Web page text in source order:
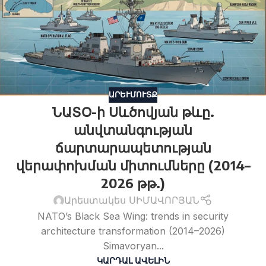
ԱՐԵՒՄՈՒՏՔ
ՆԱՏՕ-ի Սևծովյան թևը.
անվտանգության
ճարտարապետության
վերափոխման միտումները (2014–
2026 թթ.)
Արեստակես ՍԻՄԱՎՈՐՅԱՆ
NATO’s Black Sea Wing: trends in security
architecture transformation (2014–2026)
Simavoryan...
ԿԱՐԴԱԼ ԱՎԵԼԻՆ